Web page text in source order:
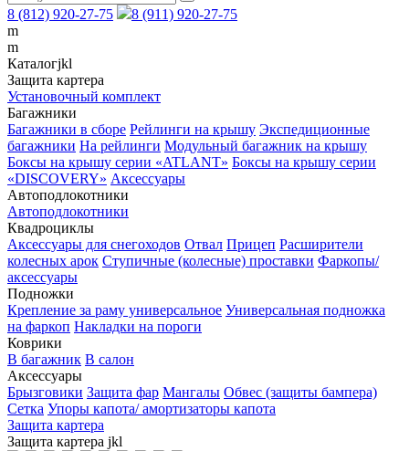
8 (812) 920-27-75
8 (911) 920-27-75
m
m
Каталогjkl
Защита картера
Установочный комплект
Багажники
Багажники в сборе Рейлинги на крышу Экспедиционные
багажники На рейлинги Модульный багажник на крышу
Боксы на крышу серии «ATLANT» Боксы на крышу серии
«DISCOVERY» Аксессуары
Автоподлокотники
Автоподлокотники
Квадроциклы
Аксессуары для снегоходов Отвал Прицеп Расширители
колесных арок Ступичные (колесные) проставки Фаркопы/
аксессуары
Подножки
Крепление за раму универсальное Универсальная подножка
на фаркоп Накладки на пороги
Коврики
В багажник В салон
Аксессуары
Брызговики Защита фар Мангалы Обвес (защиты бампера)
Сетка Упоры капота/ амортизаторы капота
Защита картера
Защита картера jkl